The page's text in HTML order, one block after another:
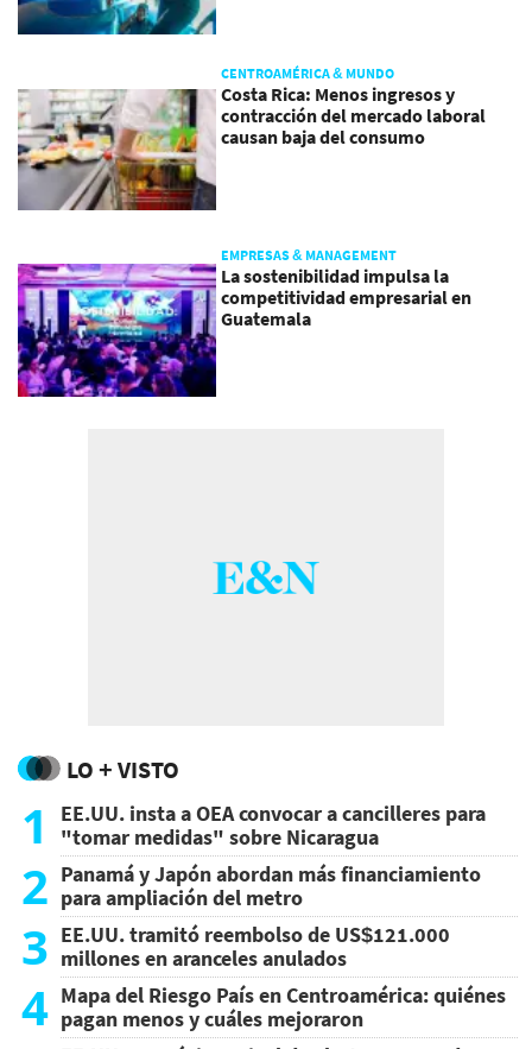
CENTROAMÉRICA & MUNDO
Costa Rica: Menos ingresos y
contracción del mercado laboral
causan baja del consumo
EMPRESAS & MANAGEMENT
La sostenibilidad impulsa la
competitividad empresarial en
Guatemala
LO + VISTO
1
EE.UU. insta a OEA convocar a cancilleres para
"tomar medidas" sobre Nicaragua
2 Panamá y Japón abordan más financiamiento
para ampliación del metro
3 EE.UU. tramitó reembolso de US$121.000
millones en aranceles anulados
4 Mapa del Riesgo País en Centroamérica: quiénes
pagan menos y cuáles mejoraron